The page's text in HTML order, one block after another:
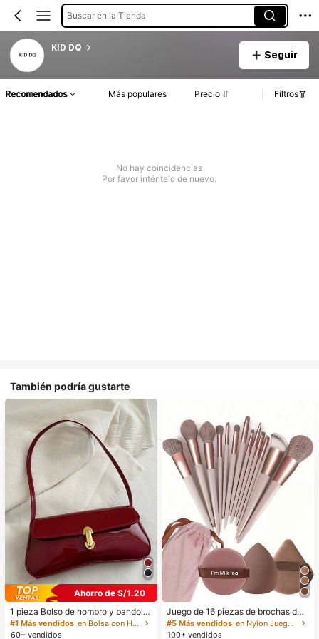
Buscar en la Tienda
KID DQ
Seguir
Recomendados Más populares Precio Filtros
No hay coincidencias
Por favor inténtelo de nuevo.
También podría gustarte
Ahorro de S/1.20
1 pieza Bolso de hombro y bandoler
a de cuero sintético aceitado retro
para mujer, adecuado para citas, sa
#1 Más vendidos
en Bolsa con Herrajes dorados
60+ vendidos
Juego de 16 piezas de brochas de
maquillaje que incluye 13 brochas
de maquillaje, 1 esponja de maquill
#5 Más vendidos
en Nylon Juegos De Pinceles
100+ vendidos